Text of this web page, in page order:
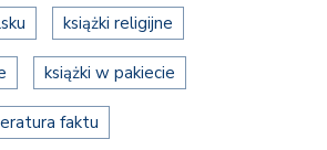
książki religijne
książki w pakiecie
faktu